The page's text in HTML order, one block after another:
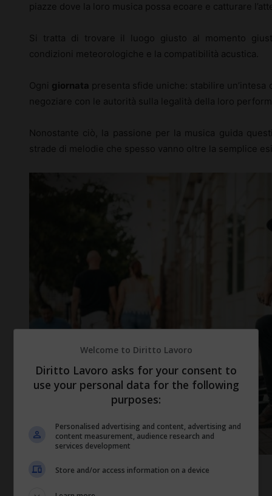
piazze dove la loro musica possa ecoare e catturare
Si tratta di trovare il luogo giusto al momento
condizioni meteorologiche e la compatibilità acustica.
Ogni giornata presenta sfide uniche: stabilire
negoziare con le autorità sulla legalità della loro
Nonostante ciò, la passione per la musica guida
strade di melodie che spesso vanno oltre la semplice
Musicista di strada (diritto-lavoro.com)
Welcome to Diritto Lavoro
Diritto Lavoro asks for your consent to
use your personal data for the following
purposes:
Personalised advertising and content, advertising and
content measurement, audience research and
services development
Store and/or access information on a device